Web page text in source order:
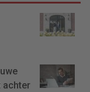
achter